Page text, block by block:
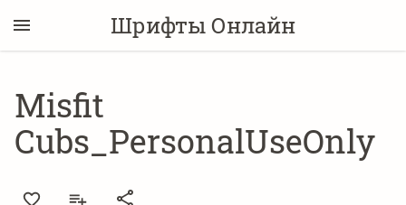
Шрифты Онлайн
Misfit
Cubs_PersonalUseOnly